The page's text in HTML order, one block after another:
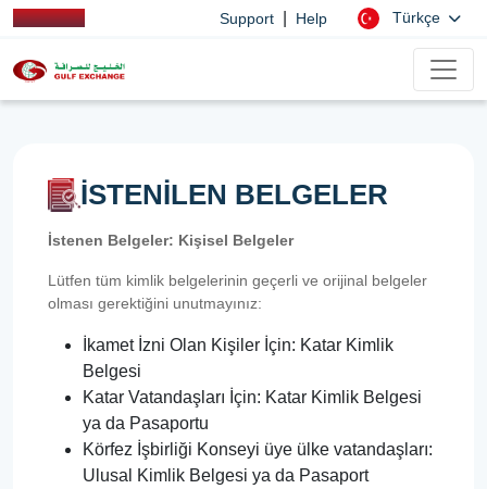
Support Help Türkçe
İSTENİLEN BELGELER
İstenen Belgeler: Kişisel Belgeler
Lütfen tüm kimlik belgelerinin geçerli ve orijinal belgeler
olması gerektiğini unutmayınız:
İkamet İzni Olan Kişiler İçin: Katar Kimlik
Belgesi
Katar Vatandaşları İçin: Katar Kimlik Belgesi
ya da Pasaportu
Körfez İşbirliği Konseyi üye ülke vatandaşları:
Ulusal Kimlik Belgesi ya da Pasaport